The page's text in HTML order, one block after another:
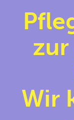
zur
Wir